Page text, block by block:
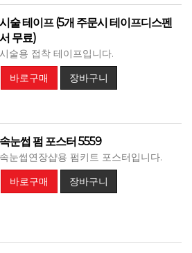
시술 테이프 (5개 주문시 테이프디스펜
서 무료)
시술용 접착 테이프입니다.
바로구매
장바구니
속눈썹 펌 포스터 5559
속눈썹연장샵용 펌키트 포스터입니다.
바로구매
장바구니